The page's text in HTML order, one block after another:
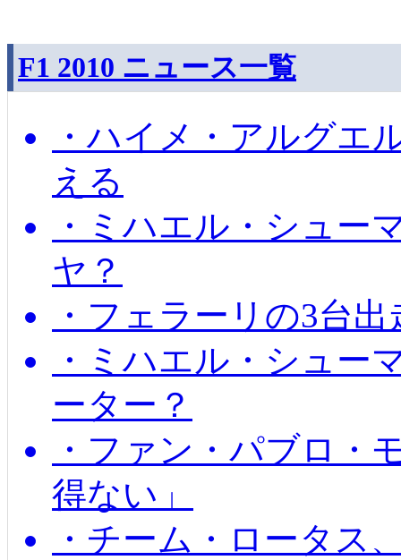
F1 2010 ニュース一覧
・ハイメ・アルグエ
える
・ミハエル・シュー
ヤ？
・フェラーリの3台
・ミハエル・シュー
ーター？
・ファン・パブロ・
得ない」
・チーム・ロータス